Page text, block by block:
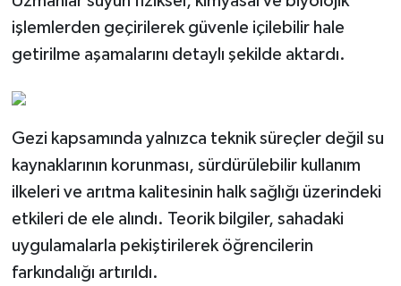
işlemlerden geçirilerek güvenle içilebilir hale
getirilme aşamalarını detaylı şekilde aktardı.
Gezi kapsamında yalnızca teknik süreçler değil su
kaynaklarının korunması, sürdürülebilir kullanım
ilkeleri ve arıtma kalitesinin halk sağlığı üzerindeki
etkileri de ele alındı. Teorik bilgiler, sahadaki
uygulamalarla pekiştirilerek öğrencilerin
farkındalığı artırıldı.